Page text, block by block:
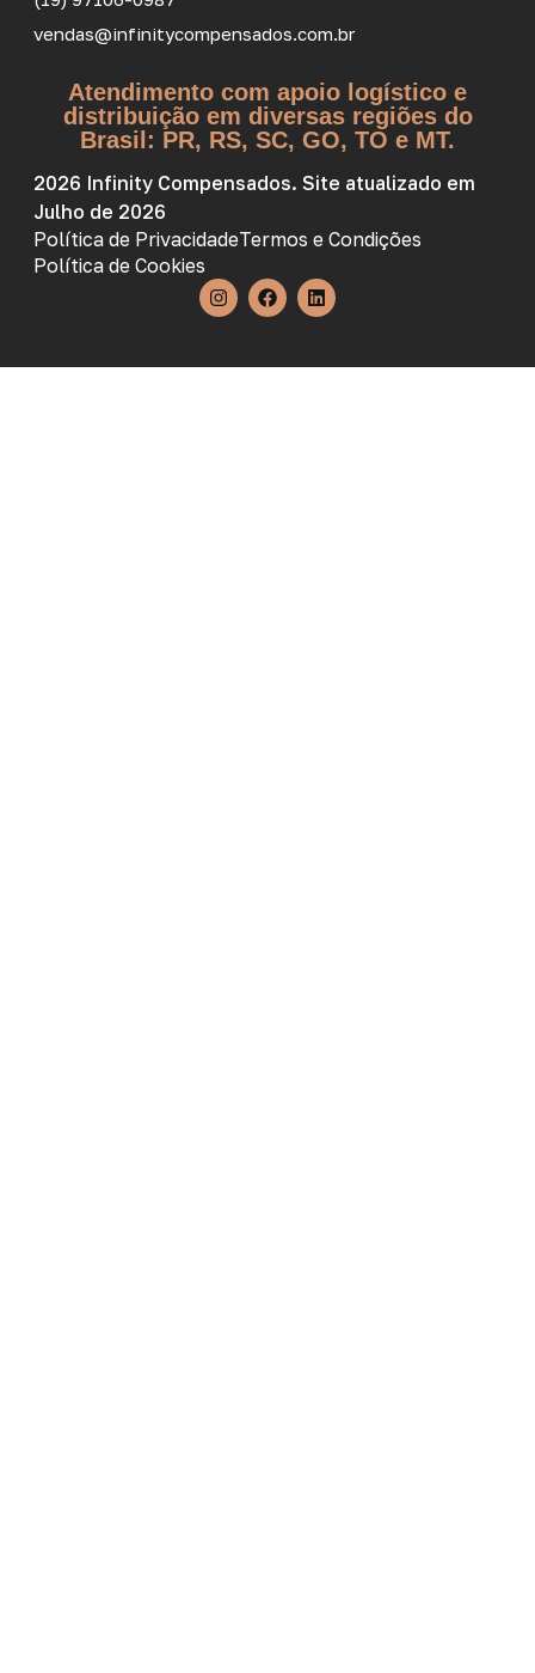
vendas@infinitycompensados.com.br
Atendimento com apoio logístico e
distribuição em diversas regiões do
Brasil: PR, RS, SC, GO, TO e MT.
2026 Infinity Compensados. Site atualizado em
Julho de 2026
Política de PrivacidadeTermos e Condições
Política de Cookies